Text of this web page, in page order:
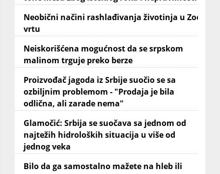
Neobični načini rashlađivanja životinja u Zoo
vrtu
Neiskorišćena mogućnost da se srpskom
malinom trguje preko berze
Proizvođač jagoda iz Srbije suočio se sa
ozbiljnim problemom - "Prodaja je bila
odlična, ali zarade nema"
Glamočić: Srbija se suočava sa jednom od
najtežih hidroloških situacija u više od
jednog veka
Bilo da ga samostalno mažete na hleb ili